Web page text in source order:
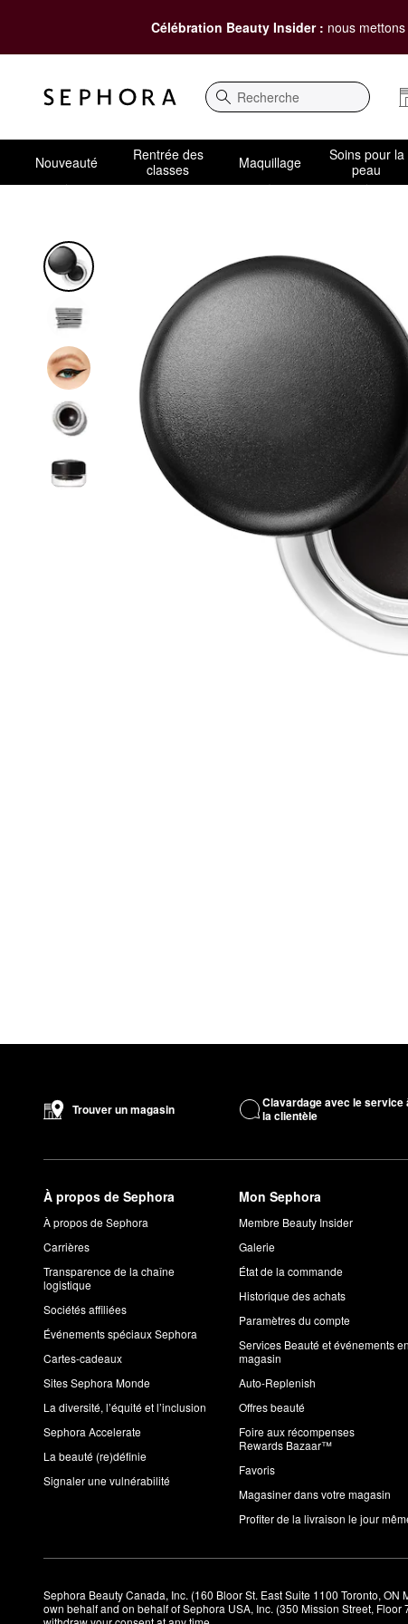
Célébration Beauty Insider : nous
Recherche
Nouveauté
Rentrée des
classes
Maquillage
Soins pour la
peau
Trouver un magasin
Clavardage avec le service
la clientèle
À propos de Sephora
À propos de Sephora
Carrières
Transparence de la chaîne
logistique
Sociétés affiliées
Événements spéciaux Sephora
Cartes-cadeaux
Sites Sephora Monde
La diversité, l’équité et l’inclusion
Sephora Accelerate
La beauté (re)définie
Signaler une vulnérabilité
Mon Sephora
Membre Beauty Insider
Galerie
État de la commande
Historique des achats
Paramètres du compte
Services Beauté et événements en
magasin
Auto-Replenish
Offres beauté
Foire aux récompenses
Rewards Bazaar™
Favoris
Magasiner dans votre magasin
Profiter de la livraison le jour
Sephora Beauty Canada, Inc. (160 Bloor St. East Suite 1100 Toronto,
own behalf and on behalf of Sephora USA, Inc. (350 Mission Street,